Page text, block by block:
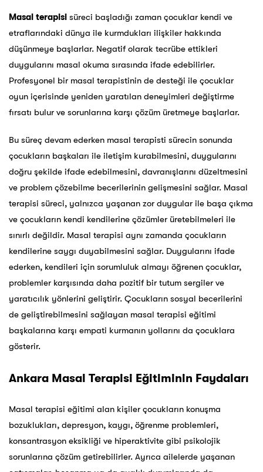
Masal terapisi süreci başladığı zaman çocuklar kendi ve
etraflarındaki dünya ile kurmdukları ilişkiler hakkında
düşünmeye başlarlar. Negatif olarak tecrübe ettikleri
duygularını masal okuma sırasında ifade edebilirler.
Profesyonel bir masal terapistinin de desteği ile çocuklar
oyun içerisinde yeniden yaratılan deneyimleri değiştirme
fırsatı bulur ve sorunlarına karşı çözüm üretmeye başlarlar.
Bu süreç devam ederken masal terapisti sürecin sonunda
çocukların başkaları ile iletişim kurabilmesini, duygularını
doğru şekilde ifade edebilmesini, davranışlarını düzeltmesini
ve problem çözebilme becerilerinin gelişmesini sağlar. Masal
terapisi süreci, yalnızca yaşanan zor duygular ile başa çıkma
ve çocukların kendi kendilerine çözümler üretebilmeleri ile
sınırlı değildir. Masal terapisi aynı zamanda çocukların
kendilerine saygı duyabilmesini sağlar. Duygularını ifade
ederken, kendileri için sorumluluk almayı öğrenen çocuklar,
problemler karşısında daha pozitif bir tutum sergiler ve
yaratıcılık yönlerini geliştirir. Çocukların sosyal becerilerini
de geliştirebilmesini sağlayan masal terapisi eğitimi
başkalarına karşı empati kurmanın yollarını da çocuklara
gösterir.
Ankara Masal Terapisi Eğitiminin Faydaları
Masal terapisi eğitimi alan kişiler çocukların konuşma
bozuklukları, depresyon, kaygı, öğrenme problemleri,
konsantrasyon eksikliği ve hiperaktivite gibi psikolojik
sorunlarına çözüm getirebilirler. Ayrıca ailelerde yaşanan